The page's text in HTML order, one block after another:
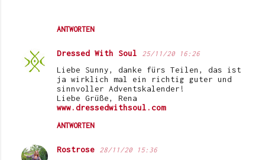
ANTWORTEN
Dressed With Soul 25/11/20 16:26
Liebe Sunny, danke fürs Teilen, das ist
ja wirklich mal ein richtig guter und
sinnvoller Adventskalender!
Liebe Grüße, Rena
www.dressedwithsoul.com
ANTWORTEN
Rostrose 28/11/20 15:36